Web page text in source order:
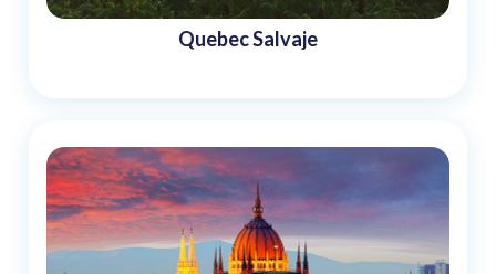
Quebec Salvaje